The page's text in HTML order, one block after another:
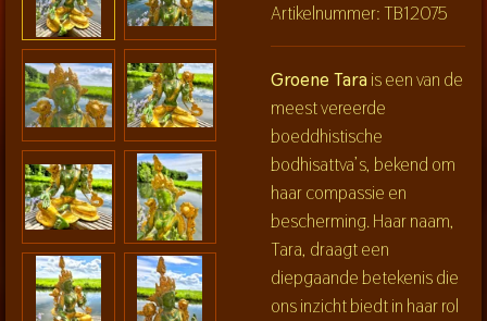
Artikelnummer:TB12075
Groene Tarais een van de
meest vereerde
boeddhistische
bodhisattva’s, bekend om
haar compassie en
bescherming. Haar naam,
Tara, draagt een
diepgaande betekenis die
ons inzicht biedt in haar rol